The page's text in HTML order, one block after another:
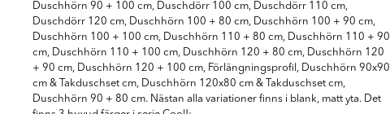
Duschhörn 90 + 100 cm, Duschdörr 100 cm, Duschdörr 110 cm,
Duschdörr 120 cm, Duschhörn 100 + 80 cm, Duschhörn 100 + 90 cm,
Duschhörn 100 + 100 cm, Duschhörn 110 + 80 cm, Duschhörn 110 + 90
cm, Duschhörn 110 + 100 cm, Duschhörn 120 + 80 cm, Duschhörn 120
+ 90 cm, Duschhörn 120 + 100 cm, Förlängningsprofil, Duschhörn 90x90
cm & Takduschset cm, Duschhörn 120x80 cm & Takduschset cm,
Duschhörn 90 + 80 cm. Nästan alla variationer finns i blank, matt yta. Det